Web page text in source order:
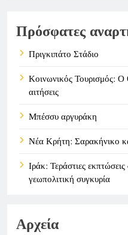
Πρόσφατες
Πριγκιπάτο Στάδιο
Κοινωνικός Τουρισμός:
αιτήσεις
Μπέσσυ αργυράκη
Νέα Κρήτη: Σαρακήνικο
Ιράκ: Τεράστιες
γεωπολιτική συγκυρία
Αρχεία